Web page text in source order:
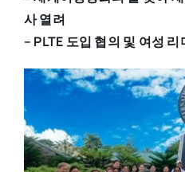
사 열려
– PLTE 도입 협의 및 여성